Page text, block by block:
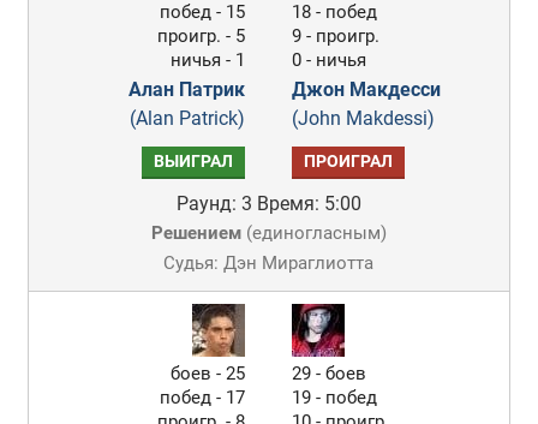
побед - 15
проигр. - 5
ничья - 1
Алан Патрик
(Alan Patrick)
18 - побед
9 - проигр.
0 - ничья
Джон Макдесси
(John Makdessi)
ВЫИГРАЛ ПРОИГРАЛ
Раунд: 3 Время: 5:00
Решением(единогласным)
Судья: Дэн Мираглиотта
боев - 25
побед - 17
29 - боев
19 - побед